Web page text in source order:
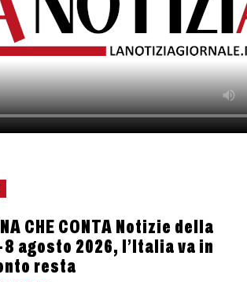
CHE CONTA Notizie della
agosto 2026, l’Italia va in
resta